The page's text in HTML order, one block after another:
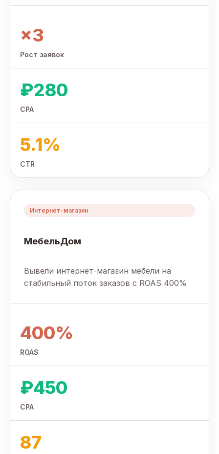
×3
Рост заявок
₽280
CPA
5.1%
CTR
Интернет-магазин
МебельДом
Вывели интернет-магазин мебели на
стабильный поток заказов с ROAS 400%
400%
ROAS
₽450
CPA
87